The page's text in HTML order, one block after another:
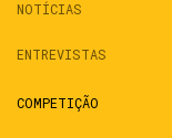
NOTÍCIAS
ENTREVISTAS
COMPETIÇÃO